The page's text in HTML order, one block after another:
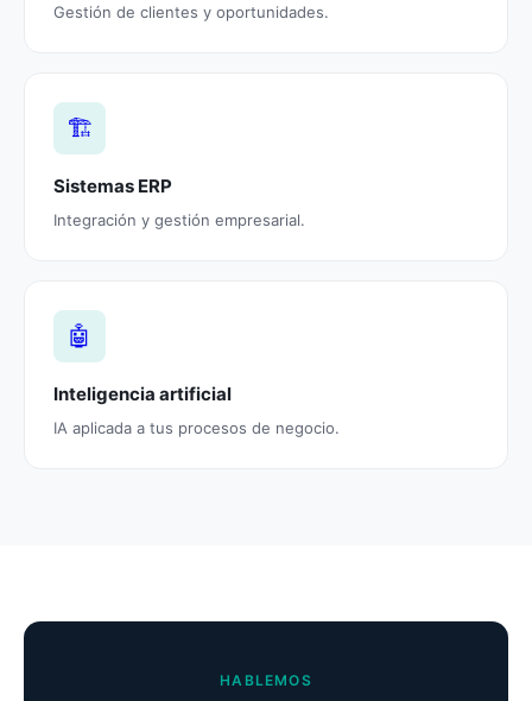
Gestión de clientes y oportunidades.
🏗️
Sistemas ERP
Integración y gestión empresarial.
🤖
Inteligencia artificial
IA aplicada a tus procesos de negocio.
HABLEMOS